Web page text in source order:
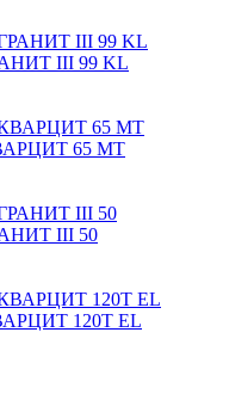
III 99 KL
65 МТ
III 50
120Т EL